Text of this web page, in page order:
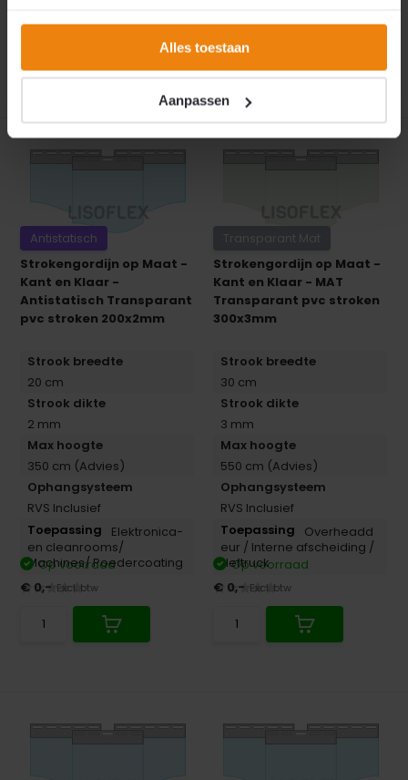
Alles toestaan
Aanpassen
Antistatisch
Strokengordijn op Maat -
Kant en Klaar -
Antistatisch Transparant
pvc stroken 200x2mm
Strook breedte
20 cm
Strook dikte
2 mm
Max hoogte
350 cm (Advies)
Ophangsysteem
RVS Inclusief
Elektronica-
en cleanrooms/
Machines/ Poedercoating
Op voorraad
€ 0,- Excl. btw
Transparant Mat
Strokengordijn op Maat -
Kant en Klaar - MAT
Transparant pvc stroken
300x3mm
Strook breedte
30 cm
Strook dikte
3 mm
Max hoogte
550 cm (Advies)
Ophangsysteem
RVS Inclusief
Overheadd
eur / Interne afscheiding /
Heftruck
Op voorraad
€ 0,- Excl. btw